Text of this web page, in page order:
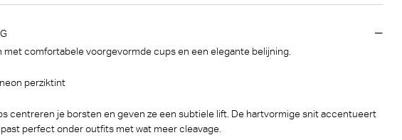
(Santorini Blue)
met comfortabele voorgevormde cups en een elegante belijning.
perziktint
centreren je borsten en geven ze een subtiele lift. De hartvormige snit accentueert
perfect onder outfits met wat meer cleavage.